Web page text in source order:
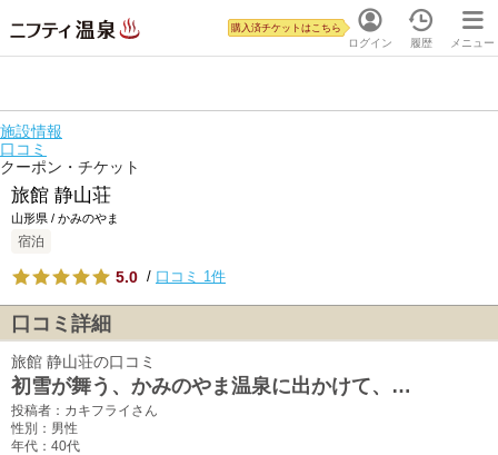
ログイン
購入済チケットはこちら
履歴 メニュー
施設情報
口コミ
クーポン・チケット
旅館 静山荘
山形県 / かみのやま
宿泊
5.0 / 口コミ 1件
口コミ詳細
旅館 静山荘の口コミ
初雪が舞う、かみのやま温泉に出かけて、…
投稿者：カキフライさん
性別：男性
年代：40代